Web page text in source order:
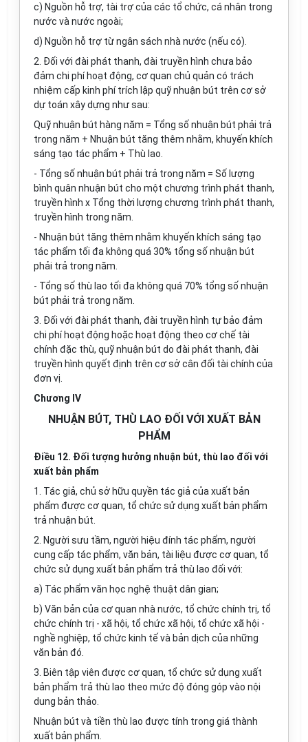
c) Nguồn hỗ trợ, tài trợ của các tổ chức, cá nhân trong
nước và nước ngoài;
d) Nguồn hỗ trợ từ ngân sách nhà nước (nếu có).
2. Đối với đài phát thanh, đài truyền hình chưa bảo
đảm chi phí hoạt động, cơ quan chủ quản có trách
nhiệm cấp kinh phí trích lập quỹ nhuận bút trên cơ sở
dự toán xây dựng như sau:
Quỹ nhuận bút hàng năm = Tổng số nhuận bút phải trả
trong năm + Nhuận bút tăng thêm nhằm, khuyến khích
sáng tạo tác phẩm + Thù lao.
- Tổng số nhuận bút phải trả trong năm = Số lượng
bình quân nhuận bút cho một chương trình phát thanh,
truyền hình x Tổng thời lượng chương trình phát thanh,
truyền hình trong năm.
- Nhuận bút tăng thêm nhằm khuyến khích sáng tạo
tác phẩm tối đa không quá 30% tổng số nhuận bút
phải trả trong năm.
- Tổng số thù lao tối đa không quá 70% tổng số nhuận
bút phải trả trong năm.
3. Đối với đài phát thanh, đài truyền hình tự bảo đảm
chi phí hoạt động hoặc hoạt động theo cơ chế tài
chính đặc thù, quỹ nhuận bút do đài phát thanh, đài
truyền hình quyết định trên cơ sở cân đối tài chính của
đơn vị.
Chương IV
NHUẬN BÚT, THÙ LAO ĐỐI VỚI XUẤT BẢN
PHẨM
Điều 12. Đối tượng hưởng nhuận bút, thù lao đối với
xuất bản phẩm
1. Tác giả, chủ sở hữu quyền tác giả của xuất bản
phẩm được cơ quan, tổ chức sử dụng xuất bản phẩm
trả nhuận bút.
2. Người sưu tầm, người hiệu đính tác phẩm, người
cung cấp tác phẩm, văn bản, tài liệu được cơ quan, tổ
chức sử dụng xuất bản phẩm trả thù lao đối với:
a) Tác phẩm văn học nghệ thuật dân gian;
b) Văn bản của cơ quan nhà nước, tổ chức chính trị, tổ
chức chính trị - xã hội, tổ chức xã hội, tổ chức xã hội -
nghề nghiệp, tổ chức kinh tế và bản dịch của những
văn bản đó.
3. Biên tập viên được cơ quan, tổ chức sử dụng xuất
bản phẩm trả thù lao theo mức độ đóng góp vào nội
dung bản thảo.
Nhuận bút và tiền thù lao được tính trong giá thành
xuất bản phẩm.